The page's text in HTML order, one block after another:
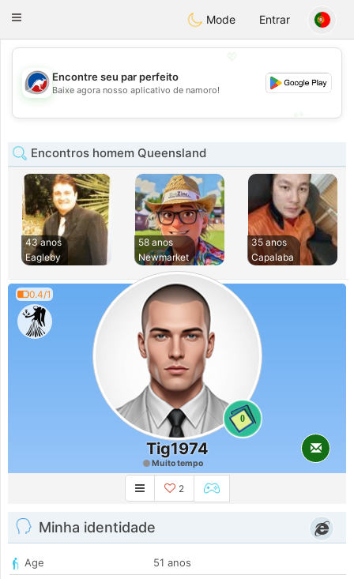
Australia Chat
Toggle
Mode Entrar
💖
💕
Encontre seu par perfeito
Baixe agora nosso aplicativo de namoro!
Encontros homem Queensland
43 anos
Eagleby
58 anos
Newmarket
35 anos
Capalaba
0.4/1
0
Tig1974
Muito tempo
2
Minha identidade
Age
51 anos